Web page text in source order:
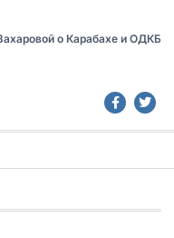
о Карабахе и ОДКБ